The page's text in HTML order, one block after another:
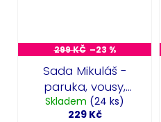
299 KČ –23 %
Sada Mikuláš -
paruka, vousy,
obočí a čepice
Skladem (24 ks)
229 Kč